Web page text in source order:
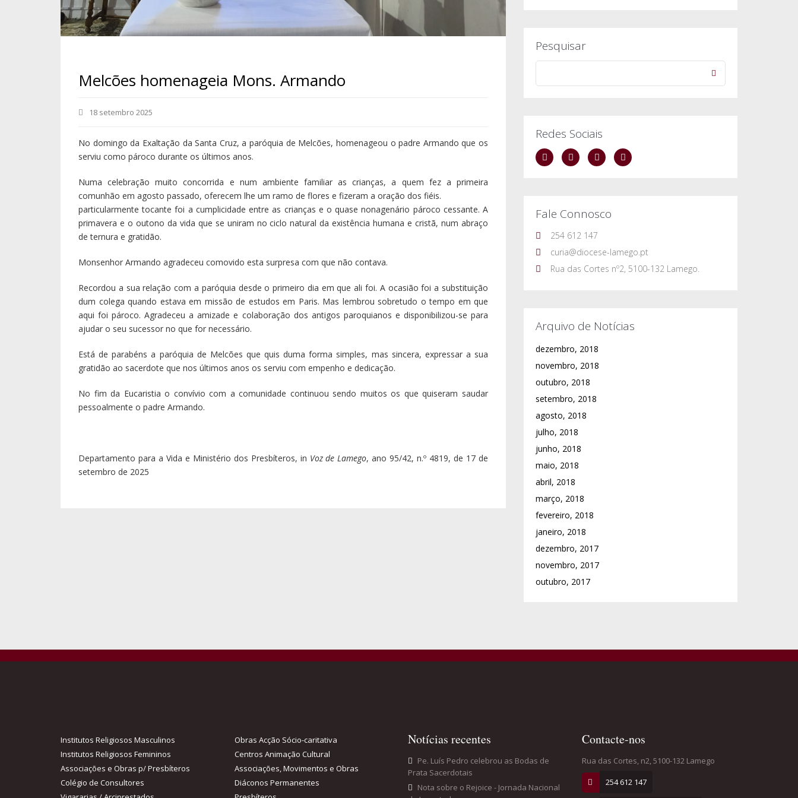
Melcões homenageia Mons. Armando
18 setembro 2025
No domingo da Exaltação da Santa Cruz, a paróquia de Melcões, homenageou o padre Armando que os
serviu como pároco durante os últimos anos.
Numa celebração muito concorrida e num ambiente familiar as crianças, a quem fez a primeira
comunhão em agosto passado, oferecem lhe um ramo de flores e fizeram a oração dos fiéis.
particularmente tocante foi a cumplicidade entre as crianças e o quase nonagenário pároco cessante. A
primavera e o outono da vida que se uniram no ciclo natural da existência humana e cristã, num abraço
de ternura e gratidão.
Monsenhor Armando agradeceu comovido esta surpresa com que não contava.
Recordou a sua relação com a paróquia desde o primeiro dia em que ali foi. A ocasião foi a substituição
dum colega quando estava em missão de estudos em Paris. Mas lembrou sobretudo o tempo em que
aqui foi pároco. Agradeceu a amizade e colaboração dos antigos paroquianos e disponibilizou-se para
ajudar o seu sucessor no que for necessário.
Está de parabéns a paróquia de Melcões que quis duma forma simples, mas sincera, expressar a sua
gratidão ao sacerdote que nos últimos anos os serviu com empenho e dedicação.
No fim da Eucaristia o convívio com a comunidade continuou sendo muitos os que quiseram saudar
pessoalmente o padre Armando.
Departamento para a Vida e Ministério dos Presbíteros, in Voz de Lamego, ano 95/42, n.º 4819, de 17 de
setembro de 2025
Pesquisar
Redes Sociais
Fale Connosco
254 612 147
curia@diocese-lamego.pt
Rua das Cortes nº2, 5100-132 Lamego.
Arquivo de Notícias
dezembro, 2018
novembro, 2018
outubro, 2018
setembro, 2018
agosto, 2018
julho, 2018
junho, 2018
maio, 2018
abril, 2018
março, 2018
fevereiro, 2018
janeiro, 2018
dezembro, 2017
novembro, 2017
outubro, 2017
Institutos Religiosos Masculinos
Institutos Religiosos Femininos
Associações e Obras p/ Presbíteros
Colégio de Consultores
Obras Acção Sócio-caritativa
Centros Animação Cultural
Associações, Movimentos e Obras
Diáconos Permanentes
Notícias recentes
Pe. Luís Pedro celebrou as Bodas de
Prata Sacerdotais
Nota sobre o Rejoice - Jornada Nacional
Contacte-nos
Rua das Cortes, n2, 5100-132 Lamego
254 612 147